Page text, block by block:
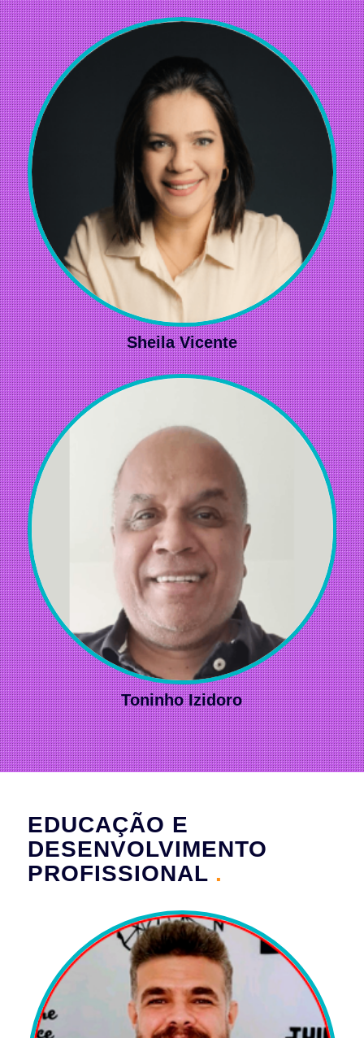
Sheila Vicente
Toninho Izidoro
EDUCAÇÃO E
DESENVOLVIMENTO
PROFISSIONAL .